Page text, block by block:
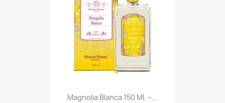
Magnolia Blanca 150 Ml. –...